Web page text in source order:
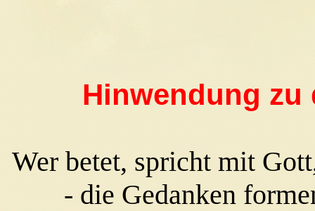
Hinwendung zu
Wer betet, spricht mit
- die Gedanken